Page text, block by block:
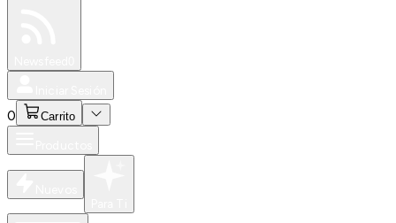
0 Carrito